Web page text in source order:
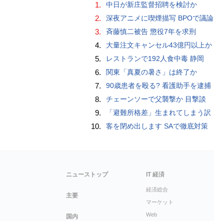
1. 中日が新庄監督招聘を検討か
2. 深夜アニメに喫煙描写 BPOで議論
3. 斉藤慎二被告 懲役7年を求刑
4. 大量注文キャンセル43億円以上か
5. レストランで192人食中毒 静岡
6. 関東「真夏の暑さ」は終了か
7. 90歳患者を殴る? 看護助手を逮捕
8. チェーンソーで父襲撃か 目撃談
9. 「避難所格差」生まれてしまう訳
10. 客を閉め出します SAで徹底対策
ニューストップ
主要
国内
IT 経済
経済総合
マーケット
Web